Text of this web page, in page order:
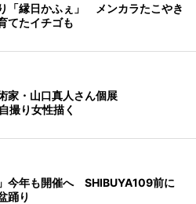
「縁日かふぇ」 メンカラたこやき
てたイチゴも
家・山口真人さん個展
撮り女性描く
」今年も開催へ SHIBUYA109前に
踊り